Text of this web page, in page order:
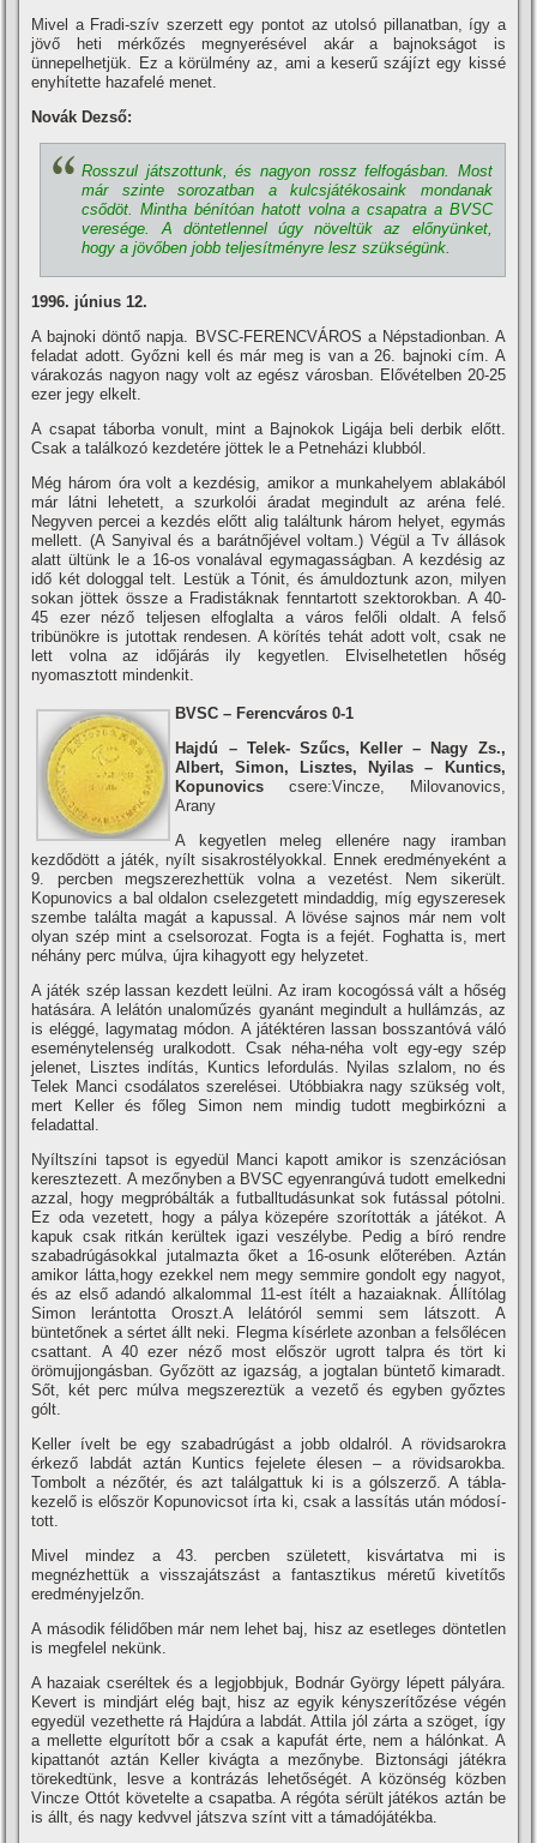
Mivel a Fradi-szí­v szerzett egy pontot az utolsó pillanatban, í­gy a
jövő heti mérkőzés megnyerésével akár a bajnokságot is
ünnepelhetjük. Ez a körülmény az, ami a keserű szájí­zt egy kissé
enyhí­tette hazafelé menet.
Novák Dezső:
Rosszul játszottunk, és nagyon rossz felfogásban. Most
már szinte sorozatban a kulcsjátékosaink mondanak
csődöt. Mintha béní­tóan hatott volna a csapatra a BVSC
veresége. A döntetlennel úgy növeltük az előnyünket,
hogy a jövőben jobb teljesí­tményre lesz szükségünk.
1996. június 12.
A bajnoki döntő napja. BVSC-FERENCVÁROS a Népstadionban. A
feladat adott. Győzni kell és már meg is van a 26. bajnoki cí­m. A
várakozás nagyon nagy volt az egész városban. Elővételben 20-25
ezer jegy elkelt.
A csapat táborba vonult, mint a Bajnokok Ligája beli derbik előtt.
Csak a találkozó kezdetére jöttek le a Petneházi klubból.
Még három óra volt a kezdésig, amikor a munkahelyem ablakából
már látni lehetett, a szurkolói áradat megindult az aréna felé.
Negyven percei a kezdés előtt alig találtunk három helyet, egymás
mellett. (A Sanyival és a barátnőjével voltam.) Végül a Tv állások
alatt ültünk le a 16-os vonalával egymagasságban. A kezdésig az
idő két dologgal telt. Lestük a Tónit, és ámuldoztunk azon, milyen
sokan jöttek össze a Fradistáknak fenntartott szektorokban. A 40-
45 ezer néző teljesen elfoglalta a város felőli oldalt. A felső
tribünökre is jutottak rendesen. A körí­tés tehát adott volt, csak ne
lett volna az időjárás ily kegyetlen. Elviselhetetlen hőség
nyomasztott mindenkit.
BVSC – Ferencváros 0-1
Hajdú – Telek- Szűcs, Keller – Nagy Zs.,
Albert, Simon, Lisztes, Nyilas – Kuntics,
Kopunovics csere:Vincze, Milovanovics,
Arany
A kegyetlen meleg ellenére nagy iramban
kezdődött a játék, nyí­lt sisakrostélyokkal. Ennek eredményeként a
9. percben megszerezhettük volna a vezetést. Nem sikerült.
Kopunovics a bal oldalon cselezgetett mindaddig, mí­g egyszeresek
szembe találta magát a kapussal. A lövése sajnos már nem volt
olyan szép mint a cselsorozat. Fogta is a fejét. Foghatta is, mert
néhány perc múlva, újra kihagyott egy helyzetet.
A játék szép lassan kezdett leülni. Az iram kocogóssá vált a hőség
hatására. A lelátón unaloműzés gyanánt megindult a hullámzás, az
is eléggé, lagymatag módon. A játéktéren lassan bosszantóvá váló
eseménytelenség uralkodott. Csak néha-néha volt egy-egy szép
jelenet, Lisztes indí­tás, Kuntics lefordulás. Nyilas szlalom, no és
Telek Manci csodálatos szerelései. Utóbbiakra nagy szükség volt,
mert Keller és főleg Simon nem mindig tudott megbirkózni a
feladattal.
Nyí­ltszí­ni tapsot is egyedül Manci kapott amikor is szenzációsan
keresztezett. A mezőnyben a BVSC egyenrangúvá tudott emelkedni
azzal, hogy megpróbálták a futballtudásunkat sok futással pótolni.
Ez oda vezetett, hogy a pálya közepére szorí­tották a játékot. A
kapuk csak ritkán kerültek igazi veszélybe. Pedig a bí­ró rendre
szabadrúgásokkal jutalmazta őket a 16-osunk előterében. Aztán
amikor látta,hogy ezekkel nem megy semmire gondolt egy nagyot,
és az első adandó alkalommal 11-est í­télt a hazaiaknak. Állí­tólag
Simon lerántotta Oroszt.A lelátóról semmi sem látszott. A
büntetőnek a sértet állt neki. Flegma kí­sérlete azonban a felsőlécen
csattant. A 40 ezer néző most először ugrott talpra és tört ki
örömujjongásban. Győzött az igazság, a jogtalan büntető kimaradt.
Sőt, két perc múlva megszereztük a vezető és egyben győztes
gólt.
Keller í­velt be egy szabadrúgást a jobb oldalról. A rövidsarokra
érkező labdát aztán Kuntics fejelete élesen – a rövidsarokba.
Tombolt a nézőtér, és azt találgattuk ki is a gólszerző. A tábla-
kezelő is először Kopunovicsot í­rta ki, csak a lassí­tás után módosí­
tott.
Mivel mindez a 43. percben született, kisvártatva mi is
megnézhettük a visszajátszást a fantasztikus méretű kivetí­tős
eredményjelzőn.
A második félidőben már nem lehet baj, hisz az esetleges döntetlen
is megfelel nekünk.
A hazaiak cseréltek és a legjobbjuk, Bodnár György lépett pályára.
Kevert is mindjárt elég bajt, hisz az egyik kényszerí­tőzése végén
egyedül vezethette rá Hajdúra a labdát. Attila jól zárta a szöget, í­gy
a mellette elgurí­tott bőr a csak a kapufát érte, nem a hálónkat. A
kipattanót aztán Keller kivágta a mezőnybe. Biztonsági játékra
törekedtünk, lesve a kontrázás lehetőségét. A közönség közben
Vincze Ottót követelte a csapatba. A régóta sérült játékos aztán be
is állt, és nagy kedvvel játszva szí­nt vitt a támadójátékba.